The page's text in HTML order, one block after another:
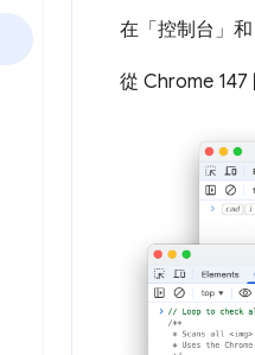
在「控制台」
從 Chrome